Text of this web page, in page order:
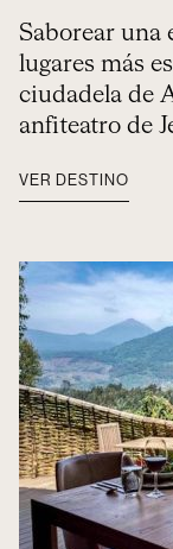
Saborear una
lugares más
ciudadela de
anfiteatro de
VER DESTINO